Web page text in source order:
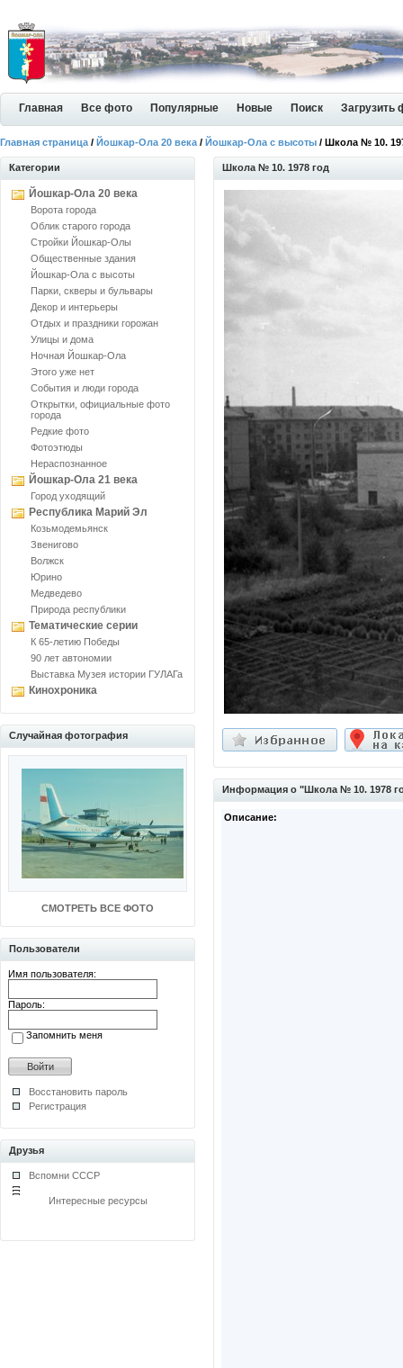
Главная Все фото Популярные Новые Поиск Загрузить
Главная страница / Йошкар-Ола 20 века / Йошкар-Ола с высоты / Школа № 10.
Категории
Йошкар-Ола 20 века
Ворота города
Облик старого города
Стройки Йошкар-Олы
Общественные здания
Йошкар-Ола с высоты
Парки, скверы и бульвары
Декор и интерьеры
Отдых и праздники горожан
Улицы и дома
Ночная Йошкар-Ола
Этого уже нет
События и люди города
Открытки, официальные фото
города
Редкие фото
Фотоэтюды
Нераспознанное
Йошкар-Ола 21 века
Город уходящий
Республика Марий Эл
Козьмодемьянск
Звенигово
Волжск
Юрино
Медведево
Природа республики
Тематические серии
К 65-летию Победы
90 лет автономии
Выставка Музея истории ГУЛАГа
Кинохроника
Случайная фотография
СМОТРЕТЬ ВСЕ ФОТО
Пользователи
Имя пользователя:
Пароль:
Запомнить меня
Восстановить пароль
Регистрация
Друзья
Вспомни СССР
Интересные ресурсы
Школа № 10. 1978 год
Информация о "Школа № 10. 1978
Описание: